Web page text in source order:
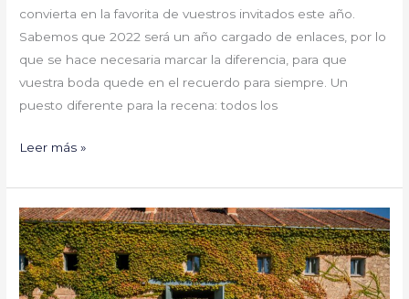
convierta en la favorita de vuestros invitados este año.
Sabemos que 2022 será un año cargado de enlaces, por lo
que se hace necesaria marcar la diferencia, para que
vuestra boda quede en el recuerdo para siempre. Un
puesto diferente para la recena: todos los
Leer más »
María
y
Dani
#YaSeHanCasado